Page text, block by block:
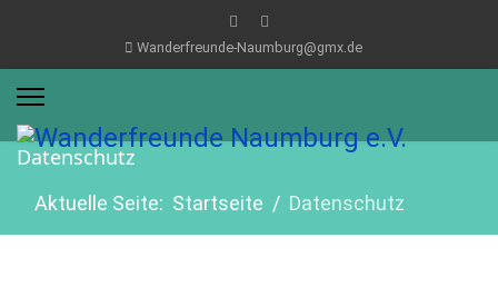
Wanderfreunde-Naumburg@gmx.de
Datenschutz
Aktuelle Seite: Startseite Datenschutz